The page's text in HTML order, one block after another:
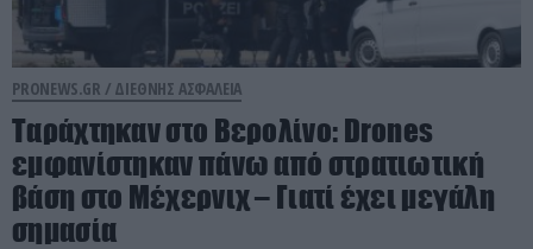
PRONEWS.GR / ΔΙΕΘΝΗΣ ΑΣΦΑΛΕΙΑ
Ταράχτηκαν στο Βερολίνο: Drones
εμφανίστηκαν πάνω από στρατιωτική
βάση στο Μέχερνιχ – Γιατί έχει μεγάλη
σημασία